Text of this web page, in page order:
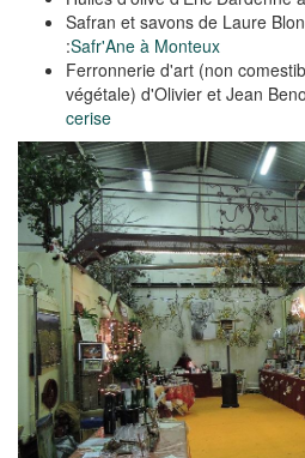
Safran et savons de Laure
:Safr'Ane à Monteux
Ferronnerie d'art (non
végétale) d'Olivier et Jean
cerise